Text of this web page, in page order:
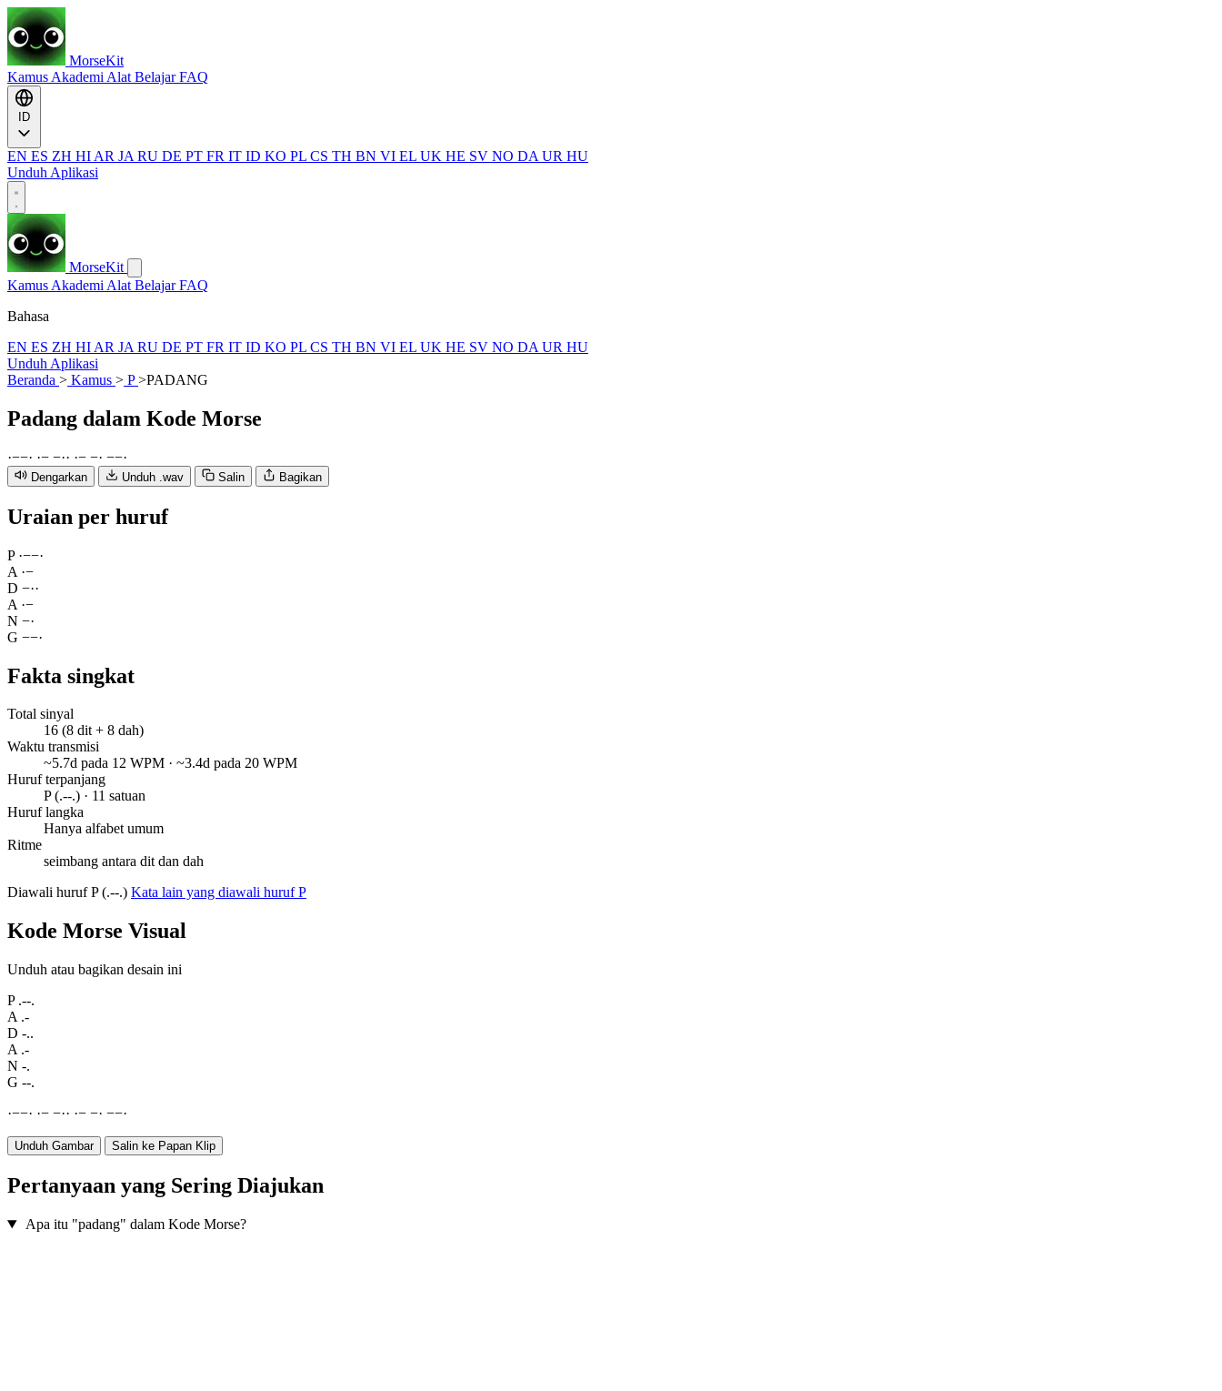
MorseKit
Kamus Akademi Alat BelajarFAQ
EN ES ZH HI AR JA RU DE PT FR IT ID KO PL CS TH BN VI EL UK HE SV NO DA UR HU
Unduh Aplikasi
MorseKit
Kamus Akademi Alat BelajarFAQ
Bahasa
EN ES ZH HI AR JA RU DE PT FR IT ID KO PL CS TH BN VI EL UK HE SV NO DA UR HU
Unduh Aplikasi
Beranda > Kamus > P>PADANG
Padang dalam Kode Morse
·−−· ·− −·· ·− −· −−·
Dengarkan Unduh .wav Salin Bagikan
Uraian per huruf
P ·−−·
A ·−
D −··
A ·−
N −·
G −−·
Fakta singkat
Total sinyal
16 (8 dit + 8 dah)
Waktu transmisi
~5.7d pada 12 WPM · ~3.4d pada 20 WPM
Huruf terpanjang
P (.--.) · 11 satuan
Huruf langka
Hanya alfabet umum
Ritme
seimbang antara dit dan dah
Diawali huruf P (.--.) Kata lain yang diawali huruf P
Kode Morse Visual
Unduh atau bagikan desain ini
P .--.
A .-
D -..
A .-
N -.
G --.
·−−· ·− −·· ·− −· −−·
Unduh Gambar Salin ke Papan Klip
Pertanyaan yang Sering Diajukan
Apa itu "padang" dalam Kode Morse?